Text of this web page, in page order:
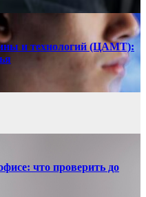
и технологий (ЦАМТ):
что проверить до